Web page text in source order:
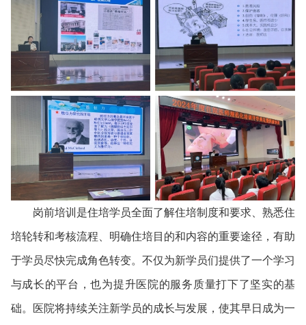
岗前培训是住培学员全面了解住培制度和要求、熟悉住
培轮转和考核流程、明确住培目的和内容的重要途径，有助
于学员尽快完成角色转变。不仅为新学员们提供了一个学习
与成长的平台，也为提升医院的服务质量打下了坚实的基
础。医院将持续关注新学员的成长与发展，使其早日成为一